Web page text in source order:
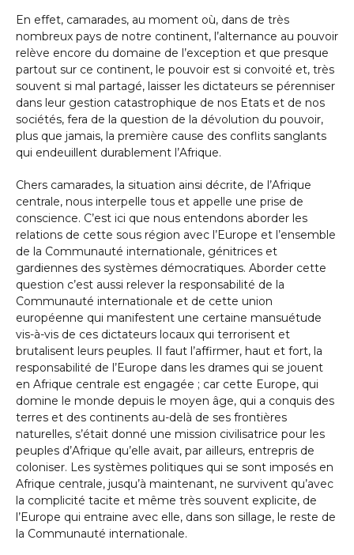
En effet, camarades, au moment où, dans de très
nombreux pays de notre continent, l’alternance au pouvoir
relève encore du domaine de l’exception et que presque
partout sur ce continent, le pouvoir est si convoité et, très
souvent si mal partagé, laisser les dictateurs se pérenniser
dans leur gestion catastrophique de nos Etats et de nos
sociétés, fera de la question de la dévolution du pouvoir,
plus que jamais, la première cause des conflits sanglants
qui endeuillent durablement l’Afrique.
Chers camarades, la situation ainsi décrite, de l’Afrique
centrale, nous interpelle tous et appelle une prise de
conscience. C’est ici que nous entendons aborder les
relations de cette sous région avec l’Europe et l’ensemble
de la Communauté internationale, génitrices et
gardiennes des systèmes démocratiques. Aborder cette
question c’est aussi relever la responsabilité de la
Communauté internationale et de cette union
européenne qui manifestent une certaine mansuétude
vis-à-vis de ces dictateurs locaux qui terrorisent et
brutalisent leurs peuples. Il faut l’affirmer, haut et fort, la
responsabilité de l’Europe dans les drames qui se jouent
en Afrique centrale est engagée ; car cette Europe, qui
domine le monde depuis le moyen âge, qui a conquis des
terres et des continents au-delà de ses frontières
naturelles, s’était donné une mission civilisatrice pour les
peuples d’Afrique qu’elle avait, par ailleurs, entrepris de
coloniser. Les systèmes politiques qui se sont imposés en
Afrique centrale, jusqu’à maintenant, ne survivent qu’avec
la complicité tacite et même très souvent explicite, de
l’Europe qui entraine avec elle, dans son sillage, le reste de
la Communauté internationale.